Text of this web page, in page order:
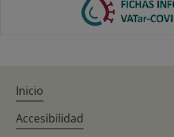
Inicio
Accesibilidad